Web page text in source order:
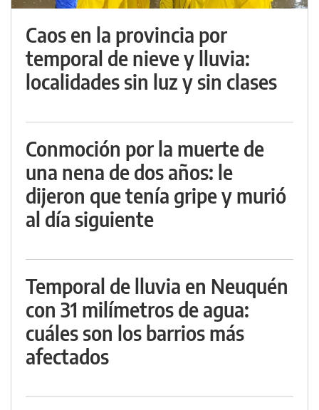
Caos en la provincia por
temporal de nieve y lluvia:
localidades sin luz y sin clases
Conmoción por la muerte de
una nena de dos años: le
dijeron que tenía gripe y murió
al día siguiente
Temporal de lluvia en Neuquén
con 31 milímetros de agua:
cuáles son los barrios más
afectados